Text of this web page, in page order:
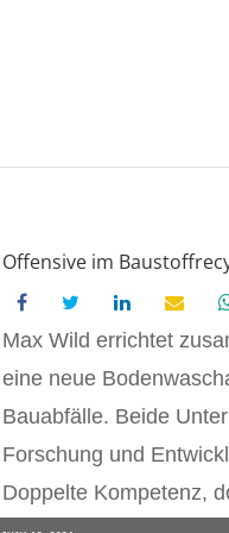
Offensive im
Max Wild errichtet
eine neue
Bauabfälle. Beide
Forschung und
Doppelte Kompetenz,